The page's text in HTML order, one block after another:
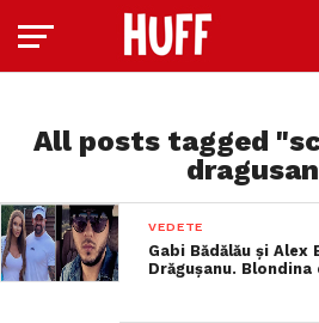
All posts tagged
VEDETE
Gabi Bădălău și
Drăgușanu.